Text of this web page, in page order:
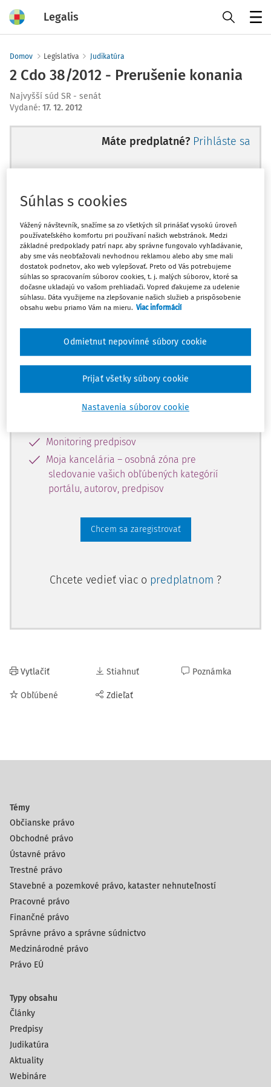
Legalis
Domov Legislatíva Judikatúra
2 Cdo 38/2012 - Prerušenie konania
Najvyšší súd SR - senát
Vydané: 17. 12. 2012
Máte predplatné? Prihláste sa
Ups, zatiaľ ste si prečítali len
začiatok...
Celý odborný obsah z tejto oblasti je
dostupný predplatiteľom portálu.
obsahu a získajte prístup na 10 dní
zdarma, stačí sa len zaregistrovať.
Vďaka registrácii získate prístup aj k
vybranému obsahu:
Monitoring predpisov
Moja kancelária – osobná zóna pre
sledovanie vašich obľúbených kategórií
portálu, autorov, predpisov
Chcem sa zaregistrovať
Chcete vedieť viac o predplatnom ?
Vytlačiť
Obľúbené
Stiahnuť
Zdieľať
Poznámka
Témy
Občianske právo
Obchodné právo
Ústavné právo
Trestné právo
Stavebné a pozemkové právo, kataster nehnuteľností
Pracovné právo
Finančné právo
Správne právo a správne súdnictvo
Medzinárodné právo
Právo EÚ
Typy obsahu
Články
Predpisy
Judikatúra
Aktuality
Webináre
Súhlas s cookies
Vážený návštevník, snažíme sa zo všetkých síl prinášať vysokú úroveň
používateľského komfortu pri používaní našich webstránok. Medzi
základné predpoklady patrí napr. aby správne fungovalo vyhľadávanie,
aby sme vás neobťažovali nevhodnou reklamou alebo aby sme mali
dostatok podnetov, ako web vylepšovať. Preto od Vás potrebujeme
súhlas so spracovaním súborov cookies, t. j. malých súborov, ktoré sa
dočasne ukladajú vo vašom prehliadači. Vopred ďakujeme za udelenie
súhlasu. Dáta využijeme na zlepšovanie našich služieb a prispôsobenie
obsahu webu priamo Vám na mieru. Viac informácií
Nastavenia súborov cookie
Odmietnut nepovinné súbory cookie
Prijať všetky súbory cookie